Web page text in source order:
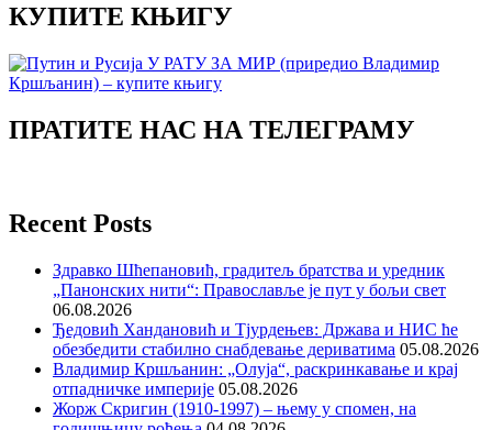
КУПИТЕ КЊИГУ
ПРАТИТЕ НАС НА ТЕЛЕГРАМУ
Recent Posts
Здравко Шћепановић, градитељ братства и уредник
„Панонских нити“: Православље је пут у бољи свет
06.08.2026
Ђедовић Хандановић и Тјурдењев: Држава и НИС ће
обезбедити стабилно снабдевање дериватима 05.08.2026
Владимир Кршљанин: „Олуја“, раскринкавање и крај
отпадничке империје 05.08.2026
Жорж Скригин (1910-1997) – њему у спомен, на